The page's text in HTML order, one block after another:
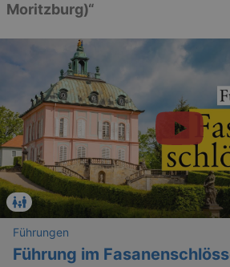
Moritzburg)“
Führungen
Führung im